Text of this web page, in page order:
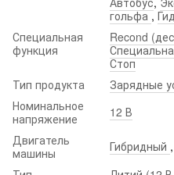
гольфа,
Специальная
функция
Recond
Стоп
Тип продукта
Зарядные
Номинальное
напряжение
12 В
Двигатель
машины
Гибридный ,